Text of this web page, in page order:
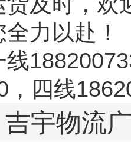
力以赴！
，四线
吉宇物流